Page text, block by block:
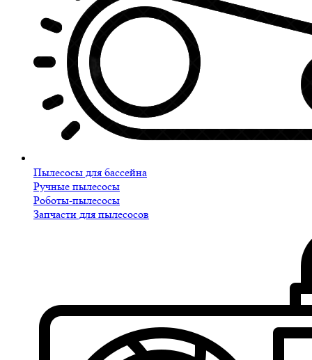
Пылесосы для бассейна
Ручные пылесосы
Роботы-пылесосы
Запчасти для пылесосов